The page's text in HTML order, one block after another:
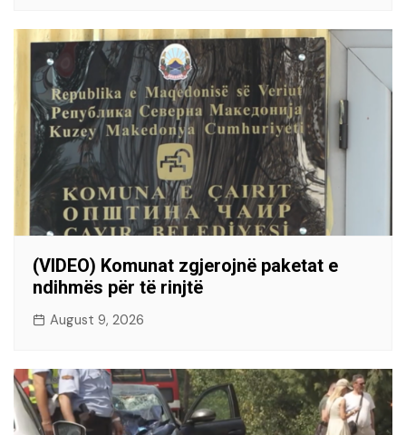
(VIDEO) Komunat zgjerojnë paketat e
ndihmës për të rinjtë
August 9, 2026